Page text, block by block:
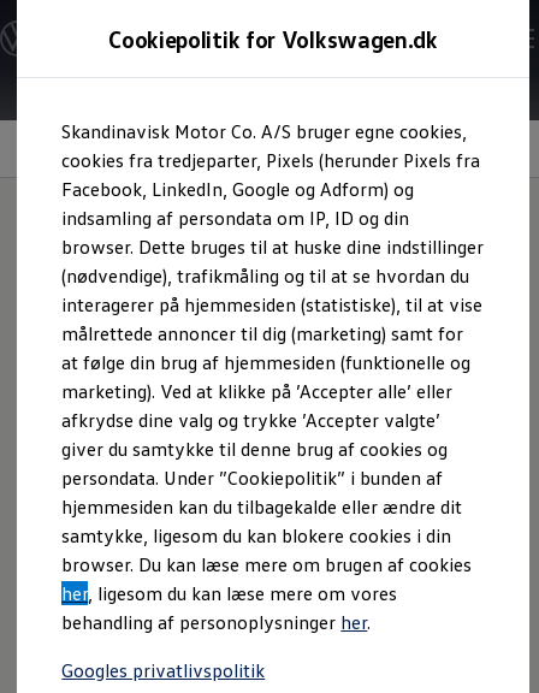
Cookiepolitik for Volkswagen.dk
Skandinavisk Motor Co. A/S bruger egne cookies,
cookies fra tredjeparter, Pixels (herunder Pixels fra
Facebook, LinkedIn, Google og Adform) og
indsamling af persondata om IP, ID og din
browser. Dette bruges til at huske dine indstillinger
(nødvendige), trafikmåling og til at se hvordan du
interagerer på hjemmesiden (statistiske), til at vise
målrettede annoncer til dig (marketing) samt for
at følge din brug af hjemmesiden (funktionelle og
marketing). Ved at klikke på ’Accepter alle’ eller
afkrydse dine valg og trykke ’Accepter valgte’
giver du samtykke til denne brug af cookies og
persondata. Under ”Cookiepolitik” i bunden af
hjemmesiden kan du tilbagekalde eller ændre dit
samtykke, ligesom du kan blokere cookies i din
browser. Du kan læse mere om brugen af cookies
her, ligesom du kan læse mere om vores
behandling af personoplysninger her.
Googles privatlivspolitik
hovedindhold
footer
Modeller og konfigurator
Byg din Volkswagen
Alle modeller
Kend din Volkswagen
Erhvervsbiler
Værktøjskassen
ConnectedFleet
Service
California on Tour app
Elektriske biler
Elbiler
ID. Polo
ID. Cross
ID.3 Neo
ID.4
ID.5
ID.7
ID.7 Tourer
ID. Buzz
Konceptbiler
ID. EVERY1
ID. 2all & ID. GTI
Varebiler på el
Elektromobilitet i dagligdagen
Eldrevne modeller
ID. Buzz Cargo
Opladning og Rækkevidde
Opladning med Clever
Opladning med Clever - Erhvervsbiler
Volkswagen app
Hold forbindelsen til
din bil